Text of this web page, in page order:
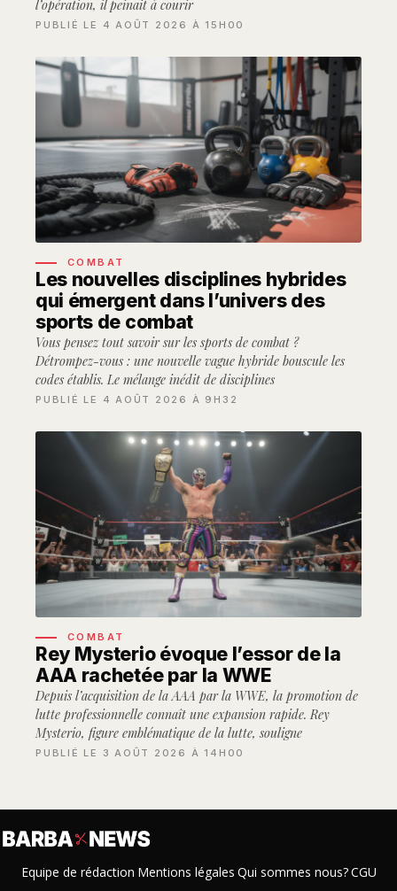
l’opération, il peinait à courir
PUBLIÉ LE 4 AOÛT 2026 À 15H00
COMBAT
Les nouvelles disciplines hybrides
qui émergent dans l’univers des
sports de combat
Vous pensez tout savoir sur les sports de combat ?
Détrompez-vous : une nouvelle vague hybride bouscule les
codes établis. Le mélange inédit de disciplines
PUBLIÉ LE 4 AOÛT 2026 À 9H32
COMBAT
Rey Mysterio évoque l’essor de la
AAA rachetée par la WWE
Depuis l’acquisition de la AAA par la WWE, la promotion de
lutte professionnelle connaît une expansion rapide. Rey
Mysterio, figure emblématique de la lutte, souligne
PUBLIÉ LE 3 AOÛT 2026 À 14H00
Equipe de rédaction Mentions légales Qui sommes nous?CGU